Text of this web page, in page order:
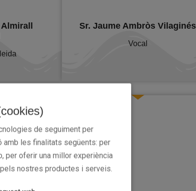
Sr. Jaume Ambròs Vilaginés
Vocal
de seguiment per
amb les finalitats següents: per
per oferir una millor experiència
nostres productes i serveis.